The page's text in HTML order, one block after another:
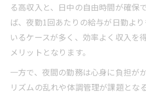
夜勤専従という働き方で
翌朝までの流れ
夜勤専従という働き方の
時間帯別に解説
夜勤専従という働き方の
業務負担のバランス
る高収入と、日中の自由時間が確保
ば、夜勤1回あたりの給与が日勤よ
いるケースが多く、効率よく収入を
メリットとなります。
一方で、夜間の勤務は心身に負担が
リズムの乱れや体調管理が課題とな